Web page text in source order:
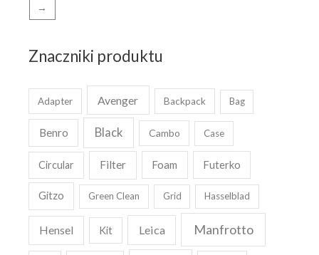
Znaczniki produktu
Adapter Avenger Backpack Bag
Benro Black Cambo Case
Circular Filter Foam Futerko
Gitzo Green Clean Grid Hasselblad
Hensel Kit Leica Manfrotto
→